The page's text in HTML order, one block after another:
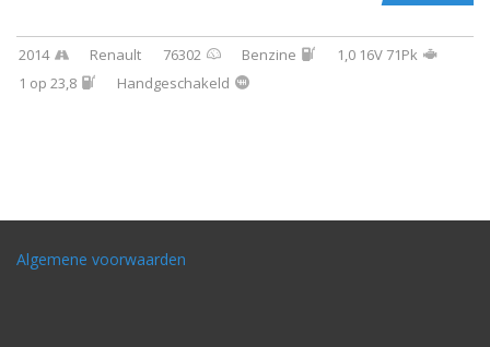
2014 Renault 76302 Benzine
1,0 16V 71Pk
1 op 23,8
Handgeschakeld
Algemene voorwaarden